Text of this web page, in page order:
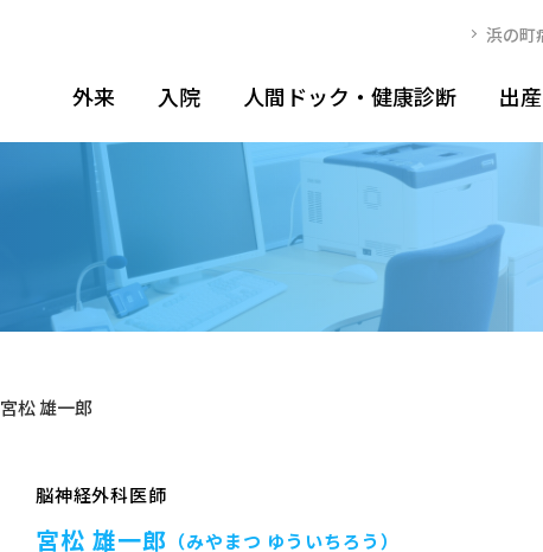
浜の町
外来 入院 人間ドック・健康診断 出産
宮松 雄一郎
脳神経外科医師
宮松 雄一郎 （みやまつ ゆういちろう）